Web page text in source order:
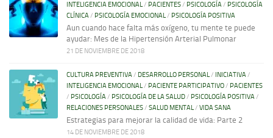
INTELIGENCIA EMOCIONAL/ PACIENTES/ PSICOLOGÍA/ PSICOLOGÍA
CLÍNICA/ PSICOLOGÍA EMOCIONAL/ PSICOLOGÍA POSITIVA
Aun cuando hace falta más oxígeno, tu mente te puede
ayudar: Mes de la Hipertensión Arterial Pulmonar
21 DE NOVIEMBRE DE 2018
CULTURA PREVENTIVA/ DESARROLLO PERSONAL/ INICIATIVA/
INTELIGENCIA EMOCIONAL/ PACIENTE PARTICIPATIVO/ PACIENTES
/ PSICOLOGÍA/ PSICOLOGÍA DE LA SALUD/ PSICOLOGÍA POSITIVA/
RELACIONES PERSONALES/ SALUD MENTAL/ VIDA SANA
Estrategias para mejorar la calidad de vida: Parte 2
14 DE NOVIEMBRE DE 2018